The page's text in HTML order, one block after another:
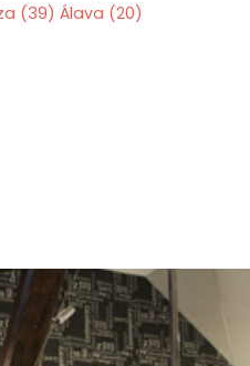
(39) Álava (20)